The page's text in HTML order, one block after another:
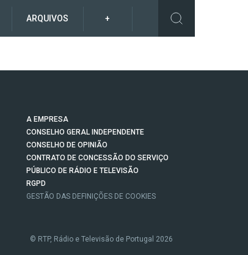
ARQUIVOS +
A EMPRESA
CONSELHO GERAL INDEPENDENTE
CONSELHO DE OPINIÃO
CONTRATO DE CONCESSÃO DO SERVIÇO
PÚBLICO DE RÁDIO E TELEVISÃO
RGPD
GESTÃO DAS DEFINIÇÕES DE COOKIES
© RTP, Rádio e Televisão de Portugal 2026